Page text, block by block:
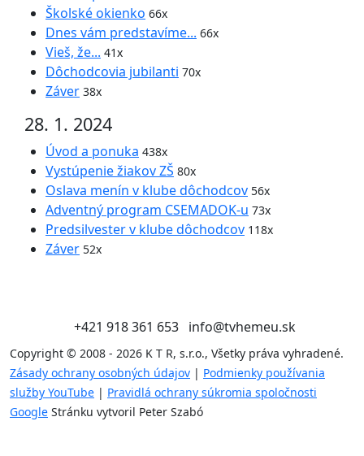
Školské okienko 66x
Dnes vám predstavíme... 66x
Vieš, že... 41x
Dôchodcovia jubilanti 70x
Záver 38x
28. 1. 2024
Úvod a ponuka 438x
Vystúpenie žiakov ZŠ 80x
Oslava menín v klube dôchodcov 56x
Adventný program CSEMADOK-u 73x
Predsilvester v klube dôchodcov 118x
Záver 52x
+421 918 361 653 info@tvhemeu.sk
Copyright © 2008 - 2026 K T R, s.r.o., Všetky práva vyhradené.
Zásady ochrany osobných údajov | Podmienky používania
služby YouTube | Pravidlá ochrany súkromia spoločnosti
Google Stránku vytvoril Peter Szabó